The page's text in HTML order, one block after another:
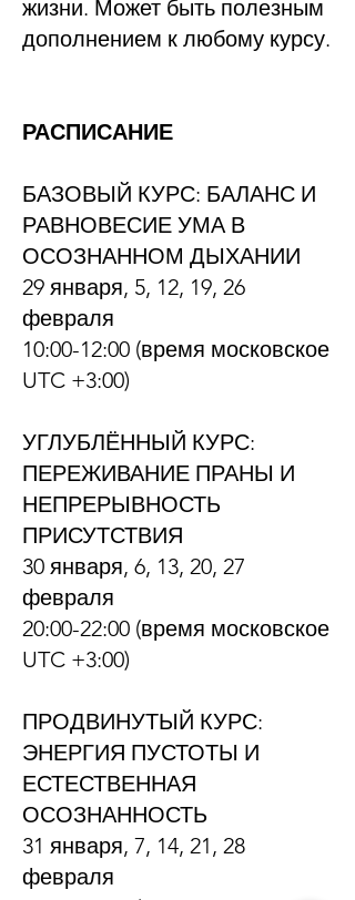
жизни. Может быть полезным
дополнением к любому курсу.
РАСПИСАНИЕ
БАЗОВЫЙ КУРС: БАЛАНС И
РАВНОВЕСИЕ УМА В
ОСОЗНАННОМ ДЫХАНИИ
29 января, 5, 12, 19, 26
февраля
10:00-12:00 (время московское
UTC +3:00)
УГЛУБЛЁННЫЙ КУРС:
ПЕРЕЖИВАНИЕ ПРАНЫ И
НЕПРЕРЫВНОСТЬ
ПРИСУТСТВИЯ
30 января, 6, 13, 20, 27
февраля
20:00-22:00 (время московское
UTC +3:00)
ПРОДВИНУТЫЙ КУРС:
ЭНЕРГИЯ ПУСТОТЫ И
ЕСТЕСТВЕННАЯ
ОСОЗНАННОСТЬ
31 января, 7, 14, 21, 28
февраля